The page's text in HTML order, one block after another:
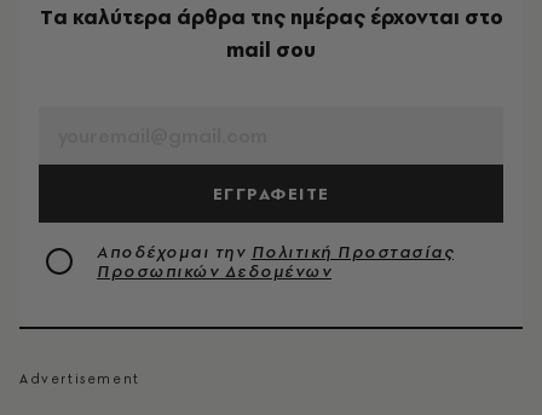
Tα καλύτερα άρθρα της ημέρας έρχονται στο
mail σου
ΕΓΓΡΑΦΕΙΤΕ
Αποδέχομαι την Πολιτική Προστασίας
Προσωπικών Δεδομένων